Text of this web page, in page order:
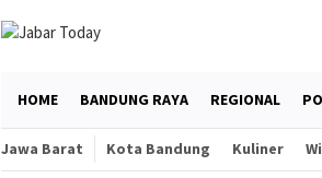
HOME BANDUNG RAYA REGIONAL
Jawa Barat Kota Bandung Kuliner